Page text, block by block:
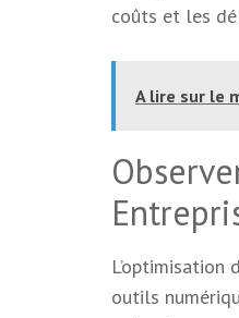
coûts et les
A lire sur le
outils